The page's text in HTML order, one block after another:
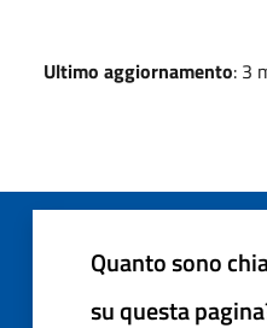
Ultimo aggiornamento: 3
Quanto sono
su questa